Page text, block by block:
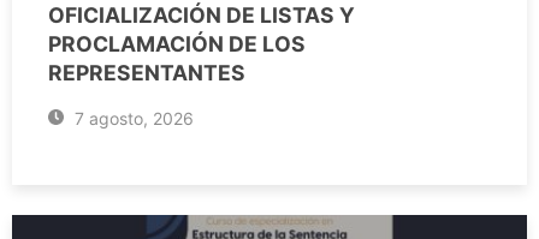
OFICIALIZACIÓN DE LISTAS Y
PROCLAMACIÓN DE LOS
REPRESENTANTES
7 agosto, 2026